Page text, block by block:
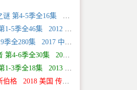
16集 2025 美国 Discovery 探索类纪录片
2012 美国 HGTV 真人秀&舞台类纪录片
集 2017 中国大陆 旅行类纪录片
2024 美国 Discovery 真人秀&舞台类纪录片
集 2013 美国 Discovery 科学类纪录片
2018 美国 传记类纪录片